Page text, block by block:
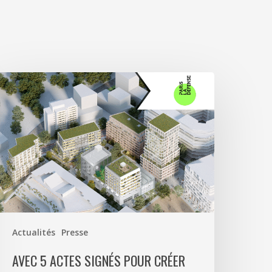
Actualités Presse
AVEC 5 ACTES SIGNÉS POUR CRÉER